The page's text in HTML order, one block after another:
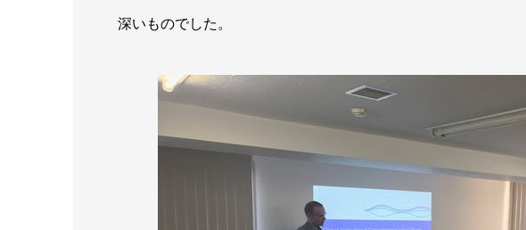
深いものでした。